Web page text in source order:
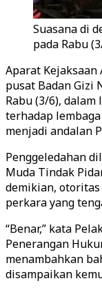
Suasana di
pada Rabu
Aparat Kejaksaan
pusat Badan Gizi
Rabu (3/6),
terhadap
menjadi andalan
Penggeledahan
Muda Tindak
demikian,
perkara yang
“Benar,” kata
Penerangan
menambahkan
disampaikan